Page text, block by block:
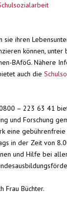
sie ihren
können, unter
BAföG. Nähere
auch die
– 223 63 41
und Forschung
eine
in der Zeit von
und Hilfe bei
Frau Büchter.